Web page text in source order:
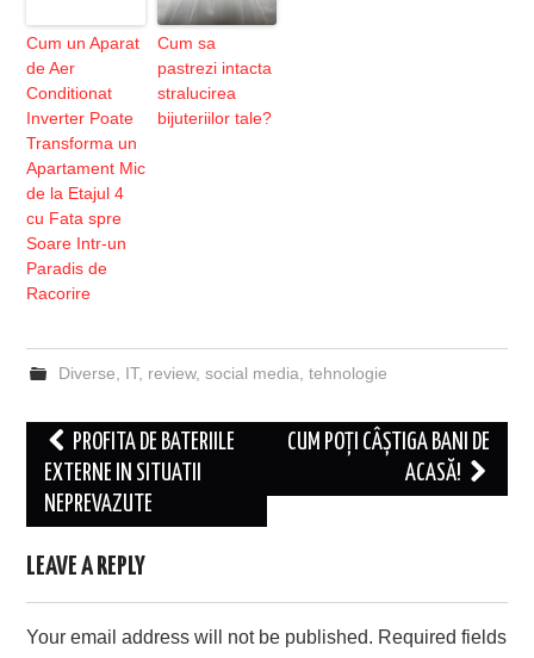
Cum un Aparat
de Aer
Conditionat
Inverter Poate
Transforma un
Apartament Mic
de la Etajul 4
cu Fata spre
Soare Intr-un
Paradis de
Racorire
Cum sa
pastrezi intacta
stralucirea
bijuteriilor tale?
Diverse IT, review, social media tehnologie
Post
navigation
PROFITA DE BATERIILE
EXTERNE IN SITUATII
NEPREVAZUTE
CUM POȚI CÂȘTIGA BANI DE
ACASĂ!
LEAVE A REPLY
Your email address will not be published. Required fields